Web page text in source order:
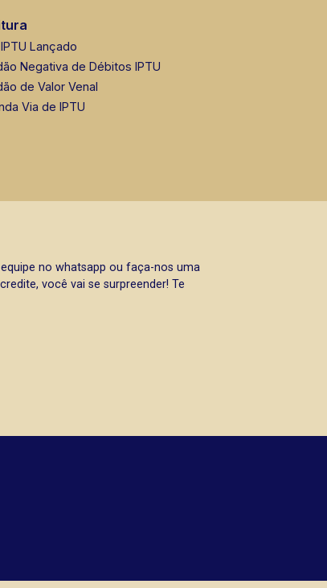
Lançado
Negativa de Débitos IPTU
de Valor Venal
Via de IPTU
no whatsapp ou faça-nos uma
você vai se surpreender! Te